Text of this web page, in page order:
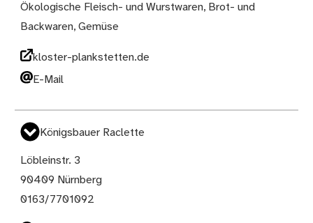
Ökologische Fleisch- und Wurstwaren, Brot- und
Backwaren, Gemüse
kloster-plankstetten.de
E-Mail
Königsbauer Raclette
Löbleinstr. 3
90409 Nürnberg
0163/7701092